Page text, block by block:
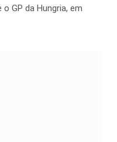
GP da Hungria, em